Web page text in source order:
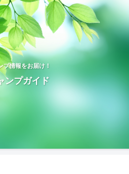
プ情報をお届け！
ンプガイド